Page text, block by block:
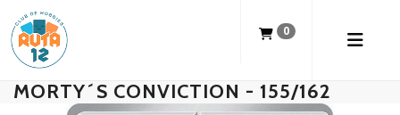
0
MORTY´S CONVICTION - 155/162